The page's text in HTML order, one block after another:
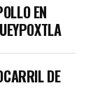
EN
DE